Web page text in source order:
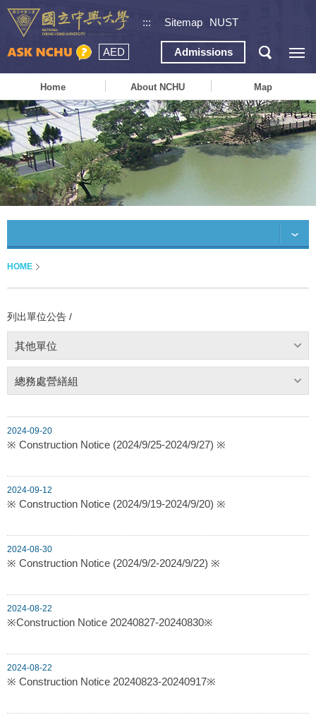
::: Sitemap NUST
AED Admissions
Home About NCHU Map
HOME
列出單位公告 /
其他單位
總務處營繕組
2024-09-20
※ Construction Notice (2024/9/25-2024/9/27) ※
2024-09-12
※ Construction Notice (2024/9/19-2024/9/20) ※
2024-08-30
※ Construction Notice (2024/9/2-2024/9/22) ※
2024-08-22
※Construction Notice 20240827-20240830※
2024-08-22
※ Construction Notice 20240823-20240917※